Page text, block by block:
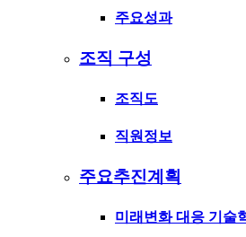
주요성과
조직 구성
조직도
직원정보
주요추진계획
미래변화 대응 기술